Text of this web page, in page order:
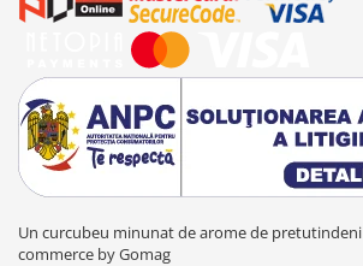
Un curcubeu minunat de arome de pretutindeni
commerce by Gomag